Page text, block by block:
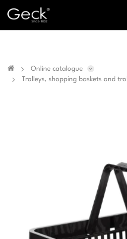
Business & public sector
Online catalogue
Trolleys, shopping baskets and